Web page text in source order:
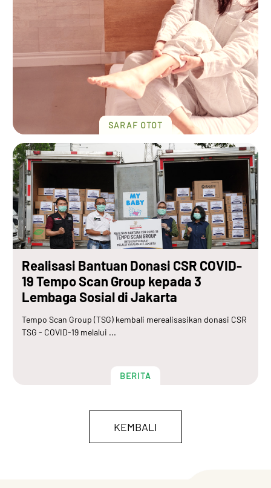
SARAF OTOT
Realisasi Bantuan Donasi CSR COVID-
19 Tempo Scan Group kepada 3
Lembaga Sosial di Jakarta
Tempo Scan Group (TSG) kembali merealisasikan donasi CSR
TSG - COVID-19 melalui ...
BERITA
KEMBALI